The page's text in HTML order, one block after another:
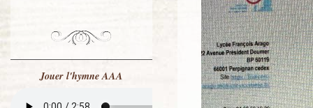
Jouer l'hymne AAA